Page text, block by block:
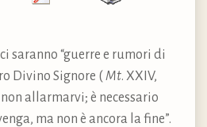
saranno “guerre e rumori di
Divino Signore ( Mt. XXIV,
allarmarvi; è necessario
ma non è ancora la fine”.